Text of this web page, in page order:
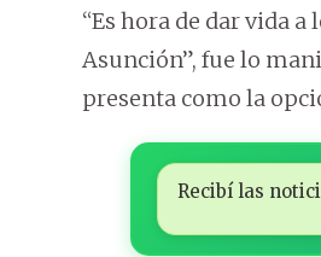
“Es hora de dar vida
Asunción”, fue lo
presenta como la
Recibí las